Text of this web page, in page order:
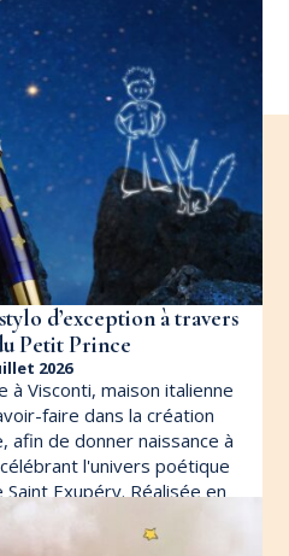
d’exception à travers
Petit Prince
2026
à Visconti, maison italienne
faire dans la création
de donner naissance à
l'univers poétique
Exupéry. Réalisée en
profond évoquant le ciel
la […]